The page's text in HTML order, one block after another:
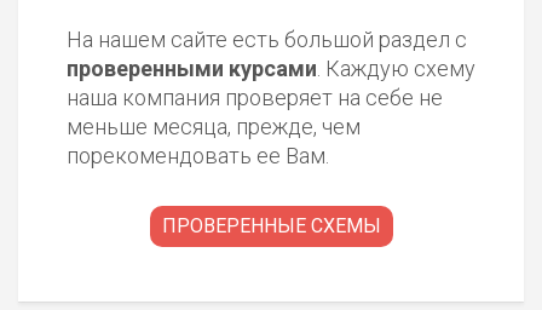
На нашем сайте есть большой раздел с
проверенными курсами. Каждую схему
наша компания проверяет на себе не
меньше месяца, прежде, чем
порекомендовать ее Вам.
ПРОВЕРЕННЫЕ СХЕМЫ